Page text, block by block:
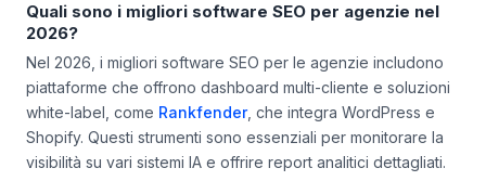
Quali sono i migliori software SEO per agenzie nel
2026?
Nel 2026, i migliori software SEO per le agenzie includono
piattaforme che offrono dashboard multi-cliente e soluzioni
white-label, come Rankfender, che integra WordPress e
Shopify. Questi strumenti sono essenziali per monitorare la
visibilità su vari sistemi IA e offrire report analitici dettagliati.